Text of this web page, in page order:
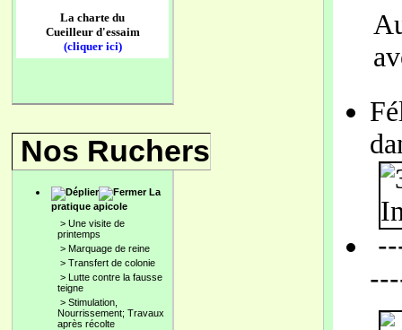
La charte du
Cueilleur d'essaim
(cliquer ici)
Nos Ruchers
La
pratique apicole
> Une visite de
printemps
> Marquage de reine
> Transfert de colonie
> Lutte contre la fausse
teigne
> Stimulation,
Nourrissement; Travaux
après récolte